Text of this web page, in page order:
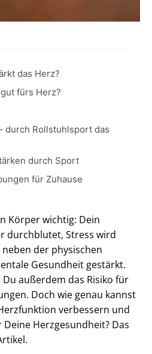
das Herz?
fürs Herz?
durch Rollstuhlsport das
durch Sport
für Zuhause
Körper wichtig: Dein
durchblutet, Stress wird
der physischen
Gesundheit gestärkt.
außerdem das Risiko für
Doch wie genau kannst
verbessern und
Herzgesundheit? Das